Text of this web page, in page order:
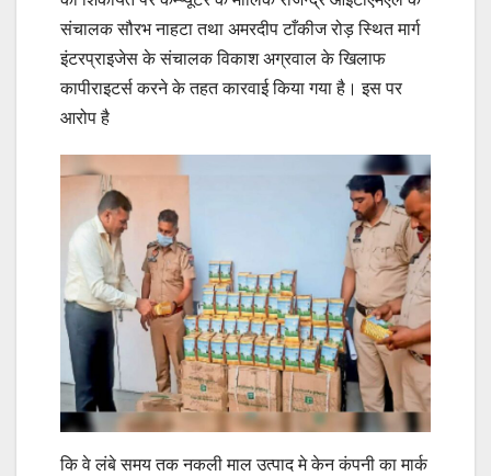
संचालक सौरभ नाहटा तथा अमरदीप टाँकीज रोड़ स्थित मार्ग
इंटरप्राइजेस के संचालक विकाश अग्रवाल के खिलाफ
कापीराइटर्स करने के तहत कारवाई किया गया है। इस पर
आरोप है
कि वे लंबे समय तक नकली माल उत्पाद मे केन कंपनी का मार्क